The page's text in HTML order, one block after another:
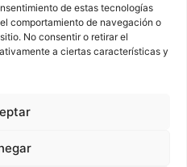
de estas tecnologías
comportamiento de navegación o
No consentir o retirar el
a ciertas características y
POLÍTICA DE PRIVACIDAD